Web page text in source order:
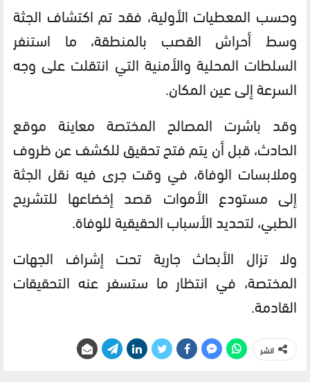
وحسب المعطيات الأولية، فقد تم اكتشاف الجثة
وسط أحراش القصب بالمنطقة، ما استنفر
السلطات المحلية والأمنية التي انتقلت على وجه
السرعة إلى عين المكان.
وقد باشرت المصالح المختصة معاينة موقع
الحادث، قبل أن يتم فتح تحقيق للكشف عن ظروف
وملابسات الوفاة، في وقت جرى فيه نقل الجثة
إلى مستودع الأموات قصد إخضاعها للتشريح
الطبي، لتحديد الأسباب الحقيقية للوفاة.
ولا تزال الأبحاث جارية تحت إشراف الجهات
المختصة، في انتظار ما ستسفر عنه التحقيقات
القادمة.
انشر